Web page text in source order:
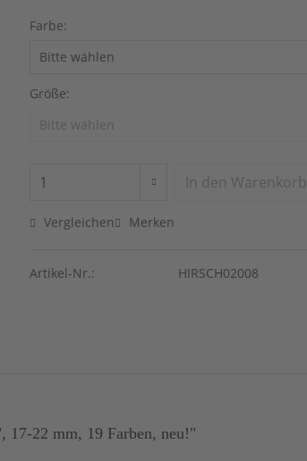
Farbe:
Größe:
In den Warenkorb
Vergleichen Merken
Artikel-Nr.: HIRSCH02008
17-22 mm, 19 Farben, neu!"